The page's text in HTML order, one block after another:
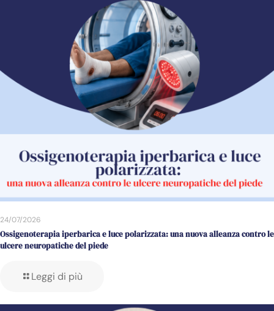
24/07/2026
Ossigenoterapia iperbarica e luce polarizzata: una nuova alleanza contro le
ulcere neuropatiche del piede
Leggi di più